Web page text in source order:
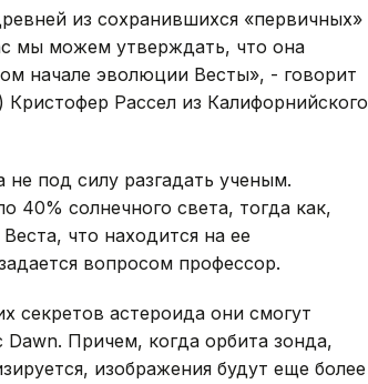
из сохранившихся «первичных»
мы можем утверждать, что она
начале эволюции Весты», - говорит
Рассел из Калифорнийского
под силу разгадать ученым.
40% солнечного света, тогда как,
что находится на ее
вопросом профессор.
секретов астероида они смогут
Причем, когда орбита зонда,
изображения будут еще более